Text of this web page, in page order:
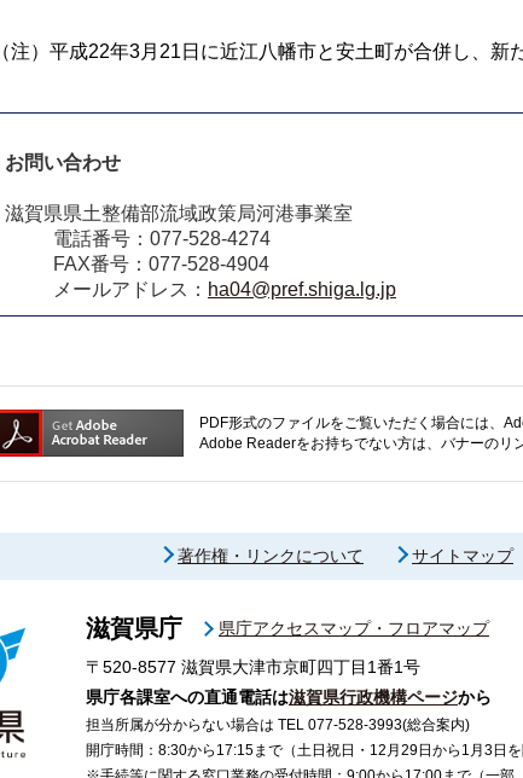
（注）平成22年3月21日に近江八幡市と安土町が合併し、新
お問い合わせ
滋賀県県土整備部流域政策局河港事業室
電話番号：077-528-4274
FAX番号：077-528-4904
メールアドレス： ha04@pref.shiga.lg.jp
PDF形式のファイルをご覧いただく場合には、
Adobe Readerをお持ちでない方は、バナーのリ
著作権・リンクについて サイトマップ
滋賀県庁
県庁アクセスマップ・フロアマップ
〒520-8577 滋賀県大津市京町四丁目1番1号
県庁各課室への直通電話は滋賀県行政機構ページから
担当所属が分からない場合は TEL 077-528-3993(総合案内)
開庁時間：8:30から17:15まで（土日祝日・12月29日から1月3日を